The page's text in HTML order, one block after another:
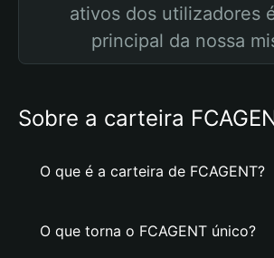
ativos dos utilizadores
principal da nossa
Sobre a carteira
O que é a carteira de FCAGENT?
O que torna o FCAGENT único?